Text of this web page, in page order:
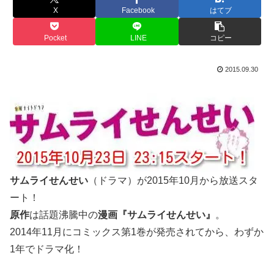
X Facebook はてブ
Pocket LINE コピー
2015.09.30
サムライせんせい （ドラマ）が2015年10月から放送スタ
ート！
原作は話題沸騰中の漫画『サムライせんせい』
。
2014年11月にコミックス第1巻が発売されてから、わずか
1年でドラマ化！